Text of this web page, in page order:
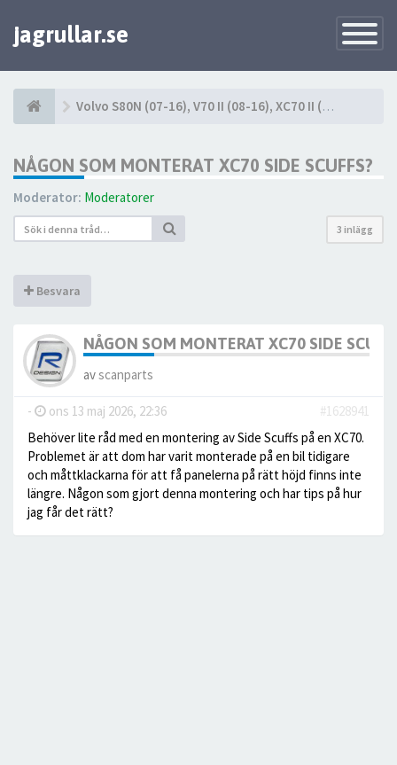
Toggle
jagrullar.se
Volvo S80N (07-16), V70 II (08-16), XC70 II (08-16)
NÅGON SOM MONTERAT XC70 SIDE SCUFFS?
Moderator: Moderatorer
3 inlägg
Besvara
NÅGON SOM MONTERAT XC70 SIDE
avscanparts
- ons 13 maj 2026, 22:36
#1628941
Behöver lite råd med en montering av Side Scuffs på en XC70.
Problemet är att dom har varit monterade på en bil tidigare
och måttklackarna för att få panelerna på rätt höjd finns inte
längre. Någon som gjort denna montering och har tips på hur
jag får det rätt?